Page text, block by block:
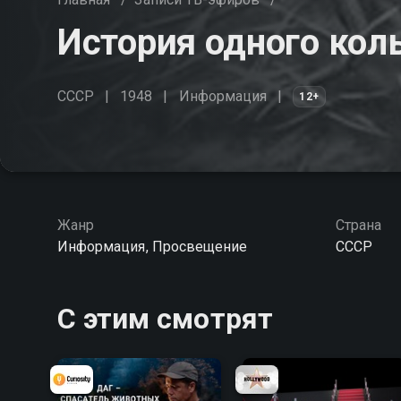
История одного
СССР 1948 Информация 12+
Жанр
Информация, Просвещение
Страна
СССР
С этим смотрят